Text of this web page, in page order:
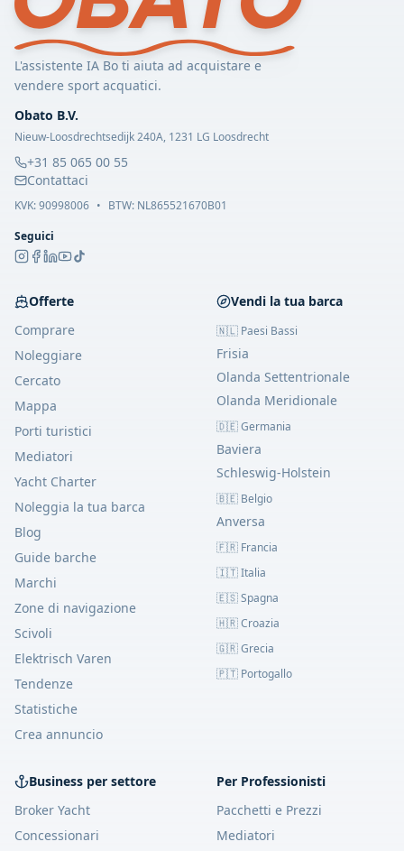
L'assistente IA Bo ti aiuta ad acquistare e
vendere sport acquatici.
Obato B.V.
Nieuw-Loosdrechtsedijk 240A, 1231 LG Loosdrecht
+31 85 065 00 55
Contattaci
KVK:90998006 • BTW: NL865521670B01
Seguici
Offerte
Comprare
Noleggiare
Cercato
Mappa
Porti turistici
Mediatori
Yacht Charter
Noleggia la tua barca
Blog
Guide barche
Marchi
Zone di navigazione
Scivoli
Elektrisch Varen
Tendenze
Statistiche
Crea annuncio
Vendi la tua barca
🇳🇱 Paesi Bassi
Frisia
Olanda Settentrionale
Olanda Meridionale
🇩🇪 Germania
Baviera
Schleswig-Holstein
🇧🇪 Belgio
Anversa
🇫🇷 Francia
🇮🇹 Italia
🇪🇸 Spagna
🇭🇷 Croazia
🇬🇷 Grecia
🇵🇹 Portogallo
Business per settore
Broker Yacht
Concessionari
Per Professionisti
Pacchetti e Prezzi
Mediatori